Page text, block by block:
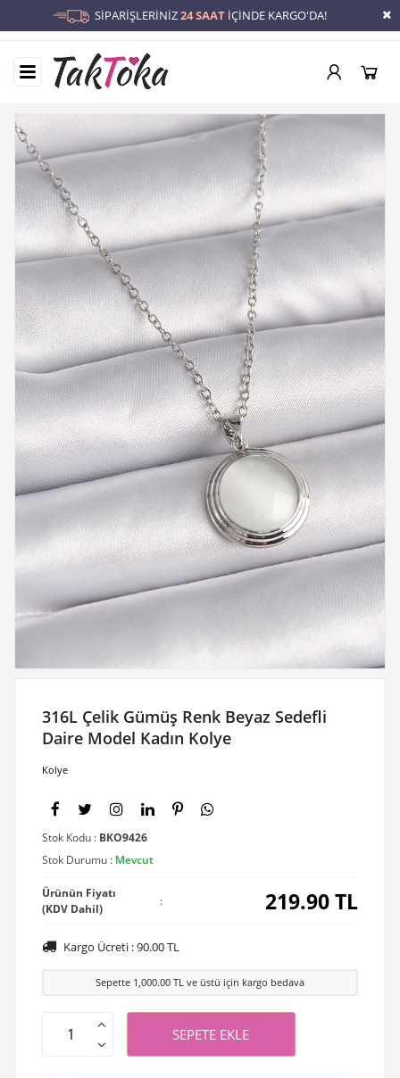
SİPARİŞLERİNİZ24 SAATİÇİNDE KARGO'DA!
316L Çelik Gümüş Renk Beyaz Sedefli
Daire Model Kadın Kolye
Kolye
Stok Kodu : BKO9426
Stok Durumu : Mevcut
Ürünün Fiyatı
(KDV Dahil)
: 219.90TL
Kargo Ücreti :90.00TL
Sepette 1,000.00 TL ve üstü için kargo bedava
SEPETE EKLE